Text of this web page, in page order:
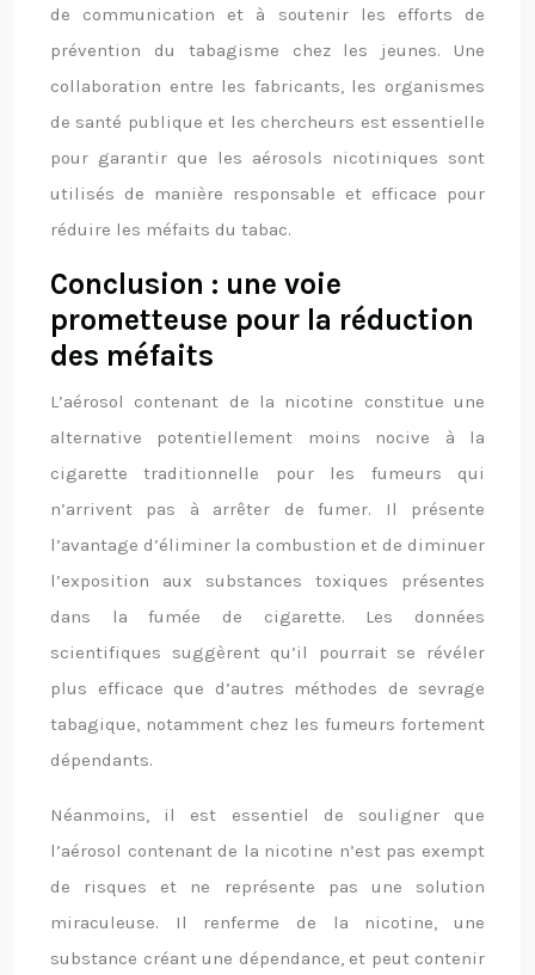
de communication et à soutenir les efforts de
prévention du tabagisme chez les jeunes. Une
collaboration entre les fabricants, les organismes
de santé publique et les chercheurs est essentielle
pour garantir que les aérosols nicotiniques sont
utilisés de manière responsable et efficace pour
réduire les méfaits du tabac.
Conclusion : une voie
prometteuse pour la réduction
des méfaits
L’aérosol contenant de la nicotine constitue une
alternative potentiellement moins nocive à la
cigarette traditionnelle pour les fumeurs qui
n’arrivent pas à arrêter de fumer. Il présente
l’avantage d’éliminer la combustion et de diminuer
l’exposition aux substances toxiques présentes
dans la fumée de cigarette. Les données
scientifiques suggèrent qu’il pourrait se révéler
plus efficace que d’autres méthodes de sevrage
tabagique, notamment chez les fumeurs fortement
dépendants.
Néanmoins, il est essentiel de souligner que
l’aérosol contenant de la nicotine n’est pas exempt
de risques et ne représente pas une solution
miraculeuse. Il renferme de la nicotine, une
substance créant une dépendance, et peut contenir